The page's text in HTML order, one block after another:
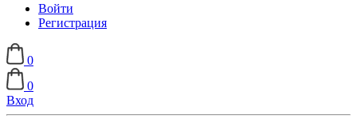
Войти
Регистрация
0
0
Вход